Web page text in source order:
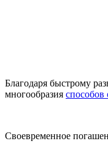
Благодаря быстрому
многообразия
Своевременное